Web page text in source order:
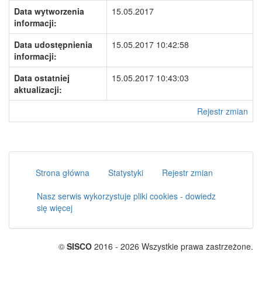
Data wytworzenia
informacji:
15.05.2017
Data udostępnienia
informacji:
15.05.2017 10:42:58
Data ostatniej
aktualizacji:
15.05.2017 10:43:03
Rejestr zmian
Strona główna Statystyki
Rejestr zmian
Nasz serwis wykorzystuje pliki cookies - dowiedz
się więcej
© SISCO 2016 - 2026 Wszystkie prawa zastrzeżone.